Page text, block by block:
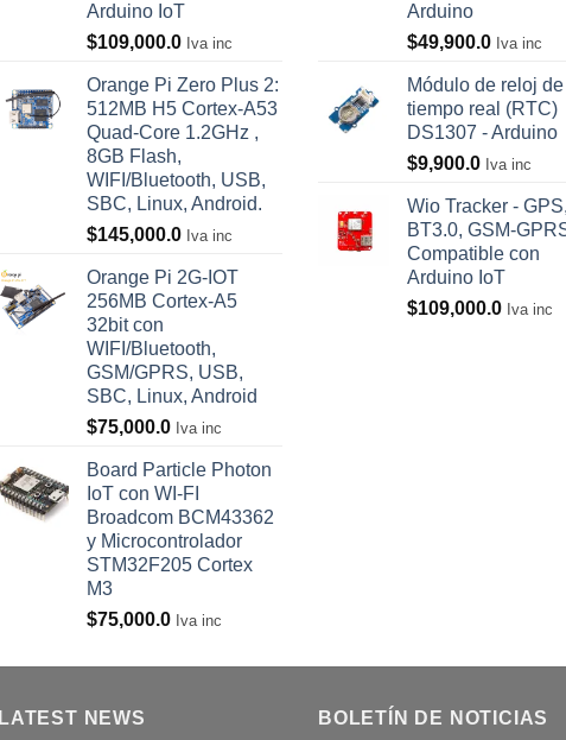
Arduino IoT
$109,000.0 Iva inc
Orange Pi Zero Plus 2:
512MB H5 Cortex-A53
Quad-Core 1.2GHz ,
8GB Flash,
WIFI/Bluetooth, USB,
SBC, Linux, Android.
$145,000.0 Iva inc
Orange Pi 2G-IOT
256MB Cortex-A5
32bit con
WIFI/Bluetooth,
GSM/GPRS, USB,
SBC, Linux, Android
$75,000.0 Iva inc
Board Particle Photon
IoT con WI-FI
Broadcom BCM43362
y Microcontrolador
STM32F205 Cortex
M3
$75,000.0 Iva inc
Arduino
$49,900.0 Iva inc
Módulo de reloj de
tiempo real (RTC)
DS1307 - Arduino
$9,900.0 Iva inc
Wio Tracker - GPS,
BT3.0, GSM-
Compatible con
Arduino IoT
$109,000.0 Iva inc
LATEST NEWS BOLETÍN DE NOTICIAS